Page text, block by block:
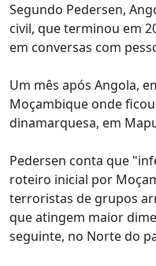
Segundo Pedersen,
civil, que terminou em
em conversas com
Um mês após Angola,
Moçambique onde
dinamarquesa, em
Pedersen conta que
roteiro inicial por
terroristas de grupos
que atingem maior
seguinte, no Norte do